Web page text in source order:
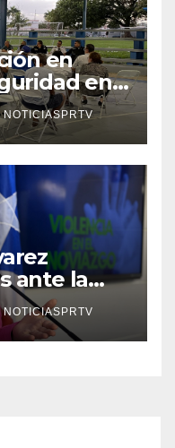
en
en
NOTICIASPRTV
ante la